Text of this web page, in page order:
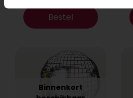
Bestel
Binnenkort